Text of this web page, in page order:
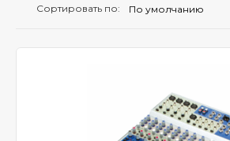
Сортировать по: